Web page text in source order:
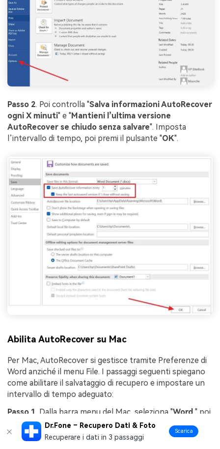
Passo 2. Poi controlla "Salva informazioni AutoRecover
ogni X minuti" e "Mantieni l’ultima versione
AutoRecover se chiudo senza salvare". Imposta
l’intervallo di tempo, poi premi il pulsante "OK".
Abilita AutoRecover su Mac
Per Mac, AutoRecover si gestisce tramite Preferenze di
Word anziché il menu File. I passaggi seguenti spiegano
come abilitare il salvataggio di recupero e impostare un
intervallo di tempo adeguato:
Passo 1 . Dalla barra menu del Mac, seleziona "Word ," poi
apri "Preferenze" per accedere al pannello principale
delle impostazioni di Word.
Dr.Fone – Recupero Dati & Foto
Recuperare i dati in 3 passaggi
Scarica